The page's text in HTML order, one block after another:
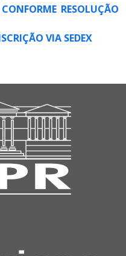
RESOLUÇÃO
VIA SEDEX